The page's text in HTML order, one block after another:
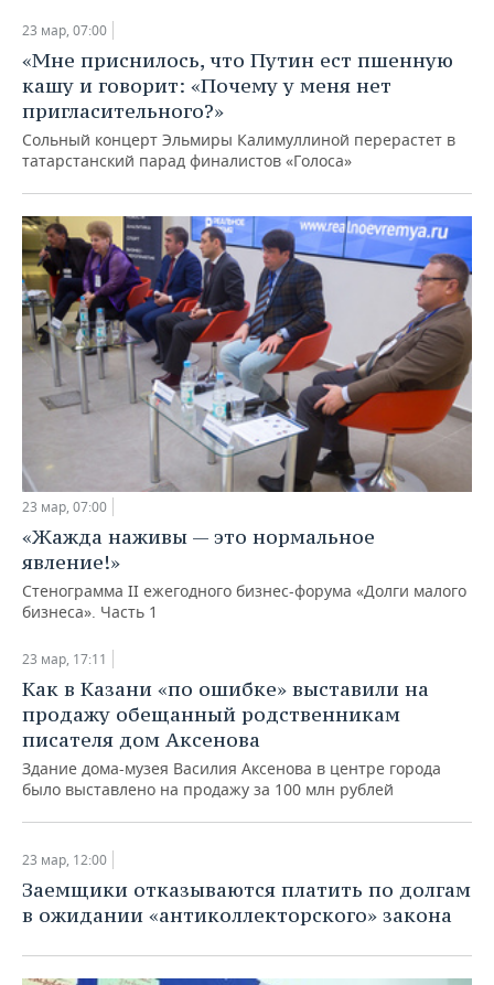
23 мар, 07:00
«Мне приснилось, что Путин ест пшенную
кашу и говорит: «Почему у меня нет
пригласительного?»
Сольный концерт Эльмиры Калимуллиной перерастет в
татарстанский парад финалистов «Голоса»
23 мар, 07:00
«Жажда наживы — это нормальное
явление!»
Стенограмма II ежегодного бизнес-форума «Долги малого
бизнеса». Часть 1
23 мар, 17:11
Как в Казани «по ошибке» выставили на
продажу обещанный родственникам
писателя дом Аксенова
Здание дома-музея Василия Аксенова в центре города
было выставлено на продажу за 100 млн рублей
23 мар, 12:00
Заемщики отказываются платить по долгам
в ожидании «антиколлекторского» закона